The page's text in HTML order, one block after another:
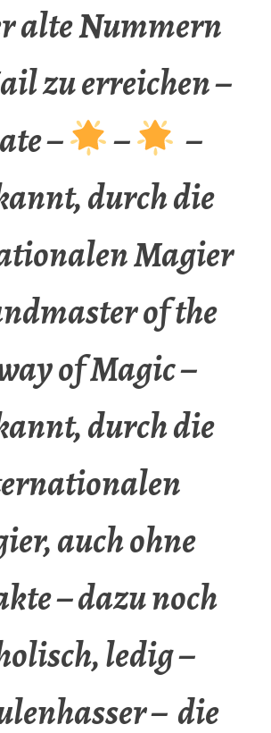
alte Nummern
zu erreichen –
–
–
–
durch die
Magier
of the
of Magic –
durch die
auch ohne
– dazu noch
ledig –
– die